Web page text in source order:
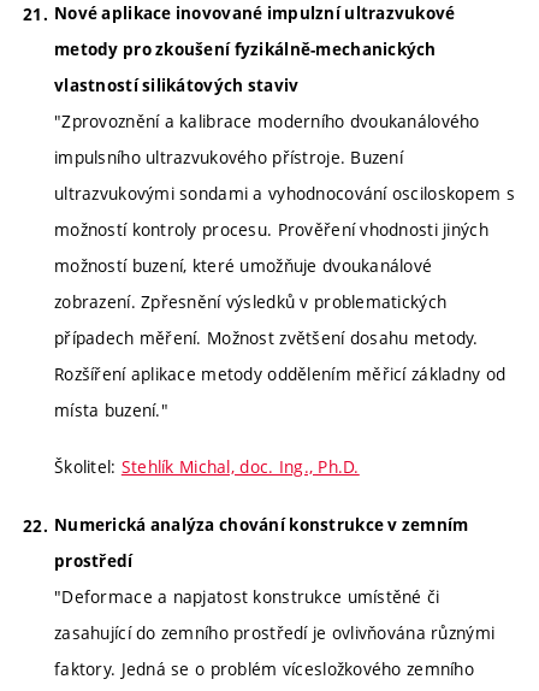
Nové aplikace inovované impulzní ultrazvukové
metody pro zkoušení fyzikálně-mechanických
vlastností silikátových staviv
"Zprovoznění a kalibrace moderního dvoukanálového
impulsního ultrazvukového přístroje. Buzení
ultrazvukovými sondami a vyhodnocování osciloskopem s
možností kontroly procesu. Prověření vhodnosti jiných
možností buzení, které umožňuje dvoukanálové
zobrazení. Zpřesnění výsledků v problematických
případech měření. Možnost zvětšení dosahu metody.
Rozšíření aplikace metody oddělením měřicí základny od
místa buzení."
Školitel: Stehlík Michal, doc. Ing., Ph.D.
Numerická analýza chování konstrukce v zemním
prostředí
"Deformace a napjatost konstrukce umístěné či
zasahující do zemního prostředí je ovlivňována různými
faktory. Jedná se o problém vícesložkového zemního